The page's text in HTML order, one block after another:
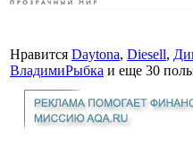
Нравится Daytona, Diesell,
ВладимиРыбка и еще 30